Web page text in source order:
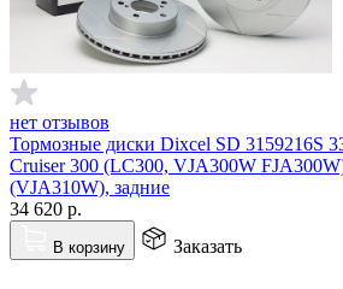
нет отзывов
Тормозные диски Dixcel SD 3159216S
Cruiser 300 (LC300, VJA300W
(VJA310W), задние
34 620 р.
В корзину Заказать